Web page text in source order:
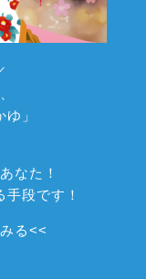
」
なた！
手段です！
る<<